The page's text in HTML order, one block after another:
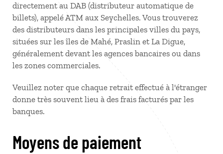
directement au DAB (distributeur automatique de
billets), appelé ATM aux Seychelles. Vous trouverez
des distributeurs dans les principales villes du pays,
situées sur les îles de Mahé, Praslin et La Digue,
généralement devant les agences bancaires ou dans
les zones commerciales.
Veuillez noter que chaque retrait effectué à l'étranger
donne très souvent lieu à des frais facturés par les
banques.
Moyens de paiement